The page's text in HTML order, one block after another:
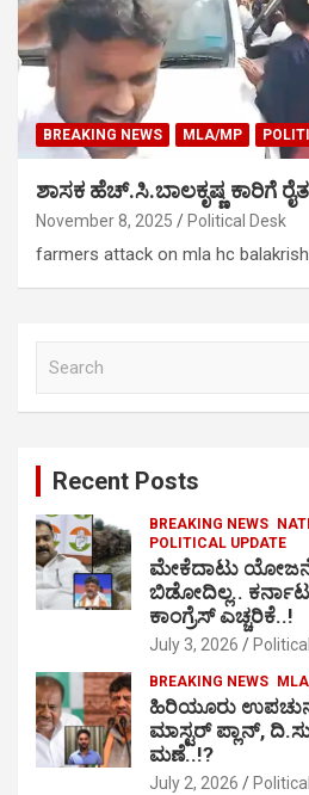
BREAKING NEWS MLA/MP
ಶಾಸಕ ಹೆಚ್.ಸಿ.ಬಾಲಕೃಷ್ಣ ಕಾರಿಗೆ
November 8, 2025 Political Desk
farmers attack on mla hc
Recent Posts
BREAKING NEWS
POLITICAL UPDATE
ಮೇಕೆದಾಟು ಯೋಜನೆ
ಬಿಡೋದಿಲ್ಲ..
ಕಾಂಗ್ರೆಸ್ ಎಚ್ಚರಿಕೆ..!
July 3, 2026
BREAKING NEWS
ಹಿರಿಯೂರು
ಮಾಸ್ಟರ್ ಪ್ಲಾನ್,
ಮಣೆ..!?
July 2, 2026